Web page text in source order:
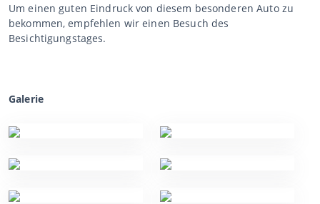
Um einen guten Eindruck von diesem besonderen Auto zu
bekommen, empfehlen wir einen Besuch des
Besichtigungstages.
Galerie